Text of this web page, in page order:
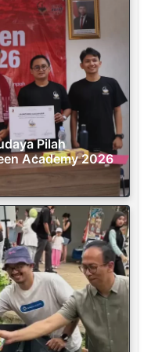
Pilah
Academy 2026